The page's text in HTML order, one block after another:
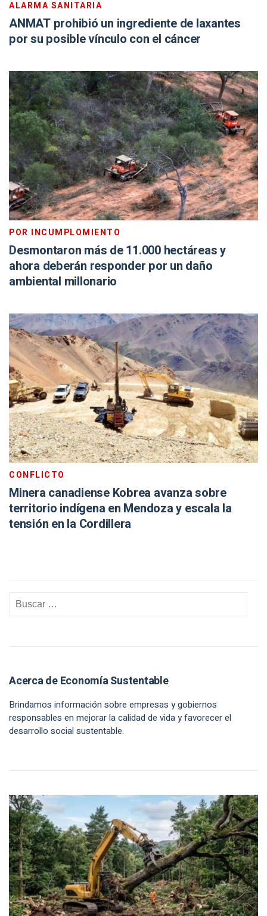
ALARMA SANITARIA
ANMAT prohibió un ingrediente de laxantes
por su posible vínculo con el cáncer
POR INCUMPLOMIENTO
Desmontaron más de 11.000 hectáreas y
ahora deberán responder por un daño
ambiental millonario
CONFLICTO
Minera canadiense Kobrea avanza sobre
territorio indígena en Mendoza y escala la
tensión en la Cordillera
Acerca de Economía Sustentable
Brindamos información sobre empresas y gobiernos
responsables en mejorar la calidad de vida y favorecer el
desarrollo social sustentable.